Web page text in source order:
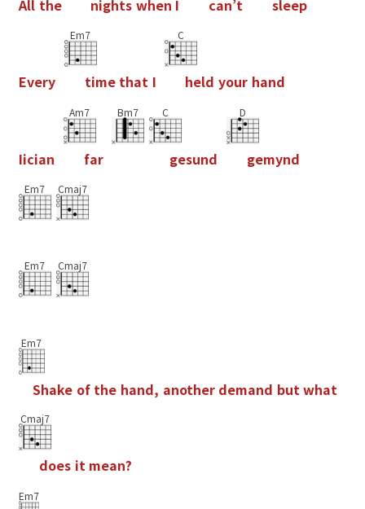
All the nights when I can’t sleep
Every
Em7
time that I
C
held your hand
Iician
Am7
far
Bm7 C
gesund
D
gemynd
Em7 Cmaj7
Em7 Cmaj7
Em7
Shake of the hand, another demand butwhat
Cmaj7
does it mean?
Em7